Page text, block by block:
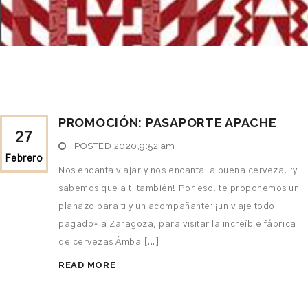
27
Febrero
PROMOCIÓN: PASAPORTE APACHE
POSTED 2020,9:52 am
Nos encanta viajar y nos encanta la buena cerveza, ¡y
sabemos que a ti también! Por eso, te proponemos un
planazo para ti y un acompañante: ¡un viaje todo
pagado* a Zaragoza, para visitar la increíble fábrica
de cervezas Ámba [...]
READ MORE